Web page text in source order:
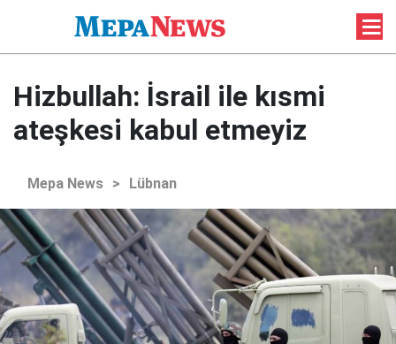
Hizbullah: İsrail ile kısmi
ateşkesi kabul etmeyiz
Mepa News > Lübnan